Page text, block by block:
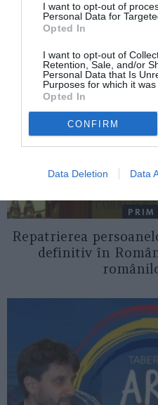
I want to opt-out of
Personal Data for
Opted In
I want to opt-out of
Retention, Sale, and/or
Personal Data that Is
Purposes for which it was
Opted In
CONFIRM
Data Deletion Data
AȚI
PRIM
Repatrierea
definitiv în